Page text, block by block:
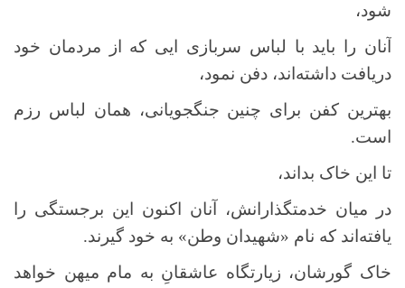
شود،
آنان را باید با لباس سربازی ایی که از مردمان خود
دریافت داشته‌اند، دفن نمود،
بهترین کفن برای چنین جنگجویانی، همان لباس رزم
است.
تا این خاک بداند،
در میان خدمتگذارانش، آنان اکنون این برجستگی را
یافته‌اند که نام «شهیدان وطن» به خود گیرند.
خاک گورشان، زیارتگاه عاشقانِ به مام میهن خواهد